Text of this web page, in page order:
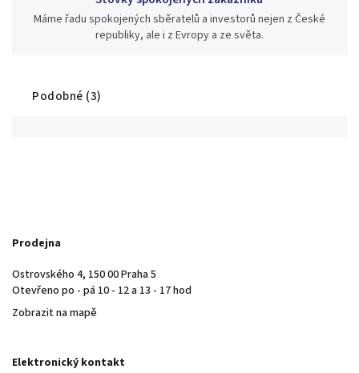
Máme řadu spokojených sběratelů a investorů nejen z České
republiky, ale i z Evropy a ze světa.
Podobné (3)
Prodejna
Ostrovského 4, 150 00 Praha 5
Otevřeno po - pá 10 - 12 a 13 - 17 hod
Zobrazit na mapě
Elektronický kontakt